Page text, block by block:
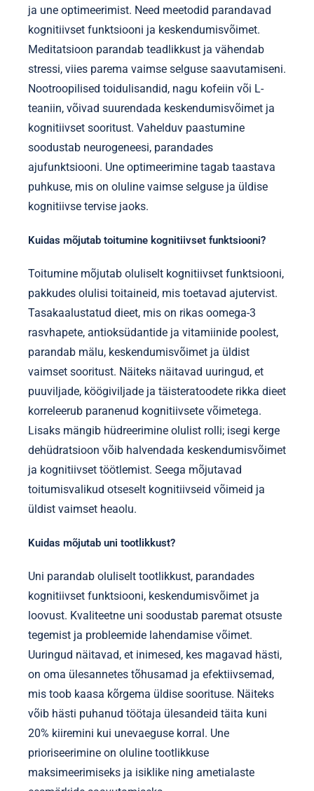
ja une optimeerimist. Need meetodid parandavad
kognitiivset funktsiooni ja keskendumisvõimet.
Meditatsioon parandab teadlikkust ja vähendab
stressi, viies parema vaimse selguse saavutamiseni.
Nootroopilised toidulisandid, nagu kofeiin või L-
teaniin, võivad suurendada keskendumisvõimet ja
kognitiivset sooritust. Vahelduv paastumine
soodustab neurogeneesi, parandades
ajufunktsiooni. Une optimeerimine tagab taastava
puhkuse, mis on oluline vaimse selguse ja üldise
kognitiivse tervise jaoks.
Kuidas mõjutab toitumine kognitiivset funktsiooni?
Toitumine mõjutab oluliselt kognitiivset funktsiooni,
pakkudes olulisi toitaineid, mis toetavad ajutervist.
Tasakaalustatud dieet, mis on rikas oomega-3
rasvhapete, antioksüdantide ja vitamiinide poolest,
parandab mälu, keskendumisvõimet ja üldist
vaimset sooritust. Näiteks näitavad uuringud, et
puuviljade, köögiviljade ja täisteratoodete rikka dieet
korreleerub paranenud kognitiivsete võimetega.
Lisaks mängib hüdreerimine olulist rolli; isegi kerge
dehüdratsioon võib halvendada keskendumisvõimet
ja kognitiivset töötlemist. Seega mõjutavad
toitumisvalikud otseselt kognitiivseid võimeid ja
üldist vaimset heaolu.
Kuidas mõjutab uni tootlikkust?
Uni parandab oluliselt tootlikkust, parandades
kognitiivset funktsiooni, keskendumisvõimet ja
loovust. Kvaliteetne uni soodustab paremat otsuste
tegemist ja probleemide lahendamise võimet.
Uuringud näitavad, et inimesed, kes magavad hästi,
on oma ülesannetes tõhusamad ja efektiivsemad,
mis toob kaasa kõrgema üldise soorituse. Näiteks
võib hästi puhanud töötaja ülesandeid täita kuni
20% kiiremini kui unevaeguse korral. Une
prioriseerimine on oluline tootlikkuse
maksimeerimiseks ja isiklike ning ametialaste